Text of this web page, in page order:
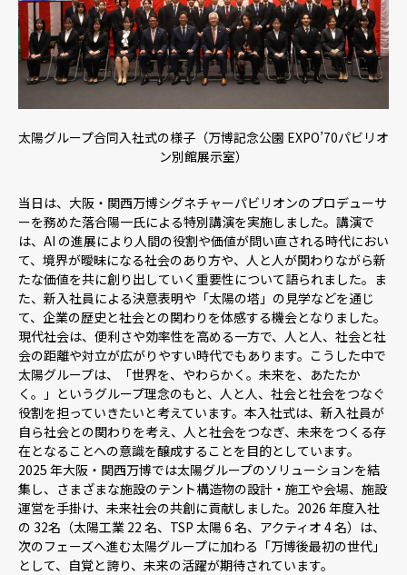
Webカタログ
メニューを閉じる
太陽グループ合同入社式の様子（万博記念公園 EXPO’70パビリオ
ン別館展示室）
当日は、大阪・関西万博シグネチャーパビリオンのプロデューサ
ーを務めた落合陽一氏による特別講演を実施しました。講演で
は、AI の進展により人間の役割や価値が問い直される時代におい
て、境界が曖昧になる社会のあり方や、人と人が関わりながら新
たな価値を共に創り出していく重要性について語られました。ま
た、新入社員による決意表明や「太陽の塔」の見学などを通じ
て、企業の歴史と社会との関わりを体感する機会となりました。
現代社会は、便利さや効率性を高める一方で、人と人、社会と社
会の距離や対立が広がりやすい時代でもあります。こうした中で
太陽グループは、「世界を、やわらかく。未来を、あたたか
く。」というグループ理念のもと、人と人、社会と社会をつなぐ
役割を担っていきたいと考えています。本入社式は、新入社員が
自ら社会との関わりを考え、人と社会をつなぎ、未来をつくる存
在となることへの意識を醸成することを目的としています。
2025 年大阪・関西万博では太陽グループのソリューションを結
集し、さまざまな施設のテント構造物の設計・施工や会場、施設
運営を手掛け、未来社会の共創に貢献しました。2026 年度入社
の 32名（太陽工業 22 名、TSP 太陽 6 名、アクティオ 4 名）は、
次のフェーズへ進む太陽グループに加わる「万博後最初の世代」
として、自覚と誇り、未来の活躍が期待されています。